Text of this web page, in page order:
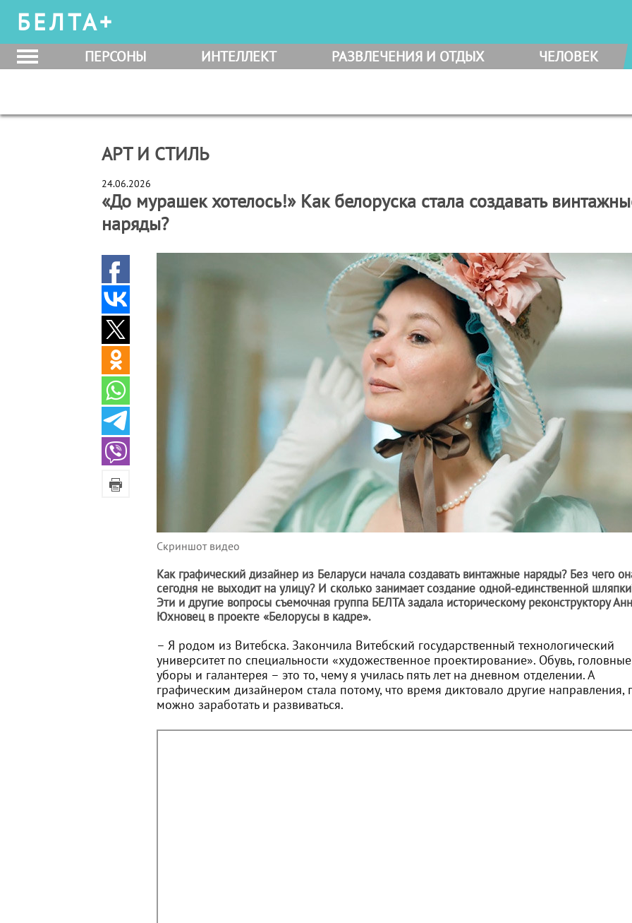
БЕЛТА+
ПЕРСОНЫ ИНТЕЛЛЕКТ РАЗВЛЕЧЕНИЯ И ОТДЫХ ЧЕЛОВЕК
АРТ И СТИЛЬ
24.06.2026
«До мурашек хотелось!» Как белоруска стала создавать
наряды?
Скриншот видео
Как графический дизайнер из Беларуси начала создавать винтажные наряды? Без чего
сегодня не выходит на улицу? И сколько занимает создание одной-единственной
Эти и другие вопросы съемочная группа БЕЛТА задала историческому реконструктору
Юхновец в проекте «Белорусы в кадре».
– Я родом из Витебска. Закончила Витебский государственный технологический
университет по специальности «художественное проектирование». Обувь, головные
уборы и галантерея – это то, чему я училась пять лет на дневном отделении. А
графическим дизайнером стала потому, что время диктовало другие направления,
можно заработать и развиваться.